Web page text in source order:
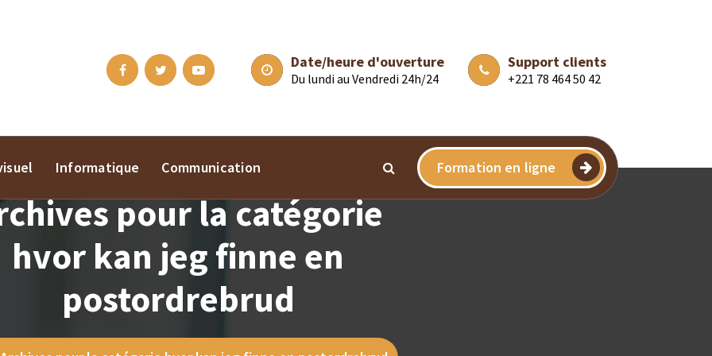
Date/heure d'ouverture
Du lundi au Vendredi 24h/24
Support clients
+221 78 464 50 42
Informatique Communication Formation en ligne
pour la catégorie
hvor kan jeg finne en
postordrebrud